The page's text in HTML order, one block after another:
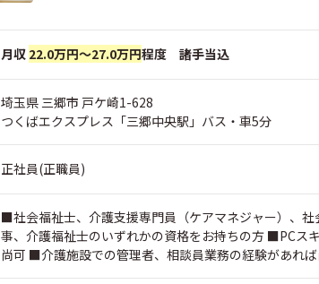
月収 22.0万円～27.0万円程度 諸手当込
埼玉県 三郷市 戸ケ崎1-628
つくばエクスプレス「三郷中央駅」バス・車5分
正社員(正職員)
■社会福祉士、介護支援専門員（ケアマネジャー）、社
事、介護福祉士のいずれかの資格をお持ちの方 ■PCス
尚可 ■介護施設での管理者、相談員業務の経験があれば尚
歴不問 ※ブランク可